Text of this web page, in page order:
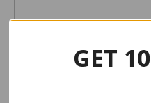
GET